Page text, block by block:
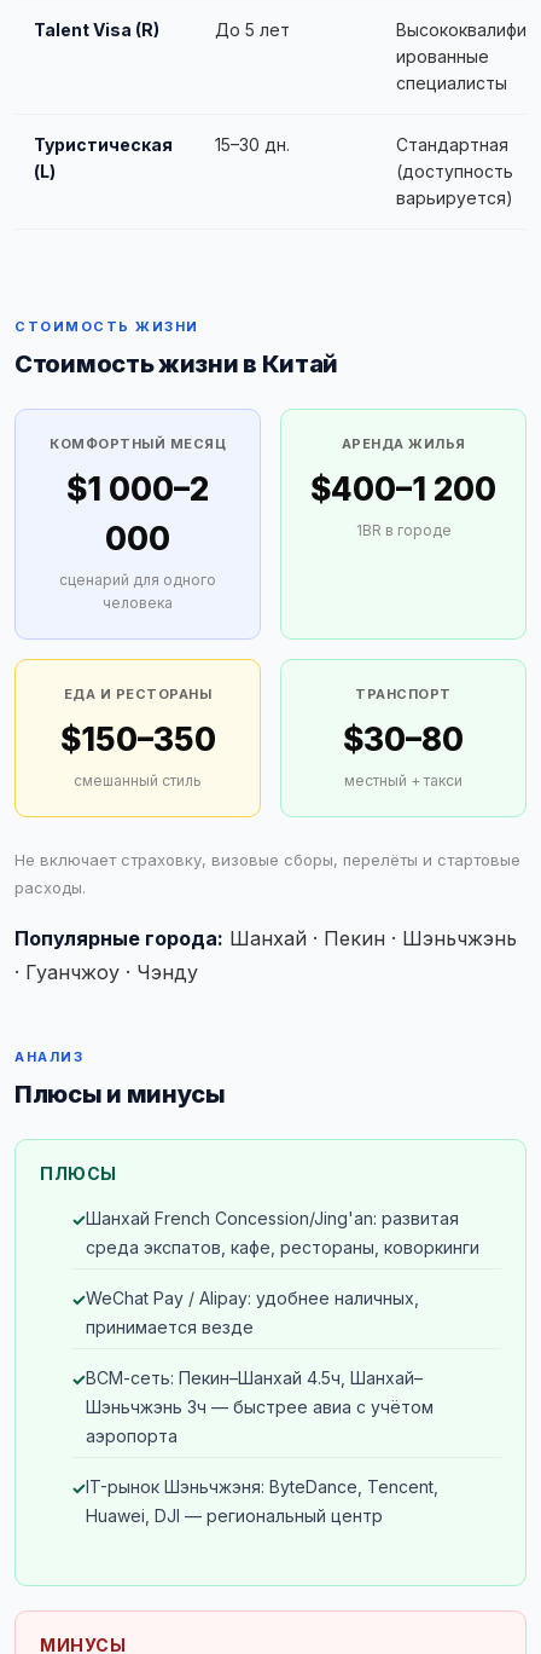
Talent Visa (R) До 5 лет
Высококвалифиц
ированные
специалисты
Туристическая
(L)
15–30 дн.
Стандартная
(доступность
варьируется)
СТОИМОСТЬ ЖИЗНИ
Стоимость жизни в Китай
КОМФОРТНЫЙ МЕСЯЦ
$1 000–2
000
сценарий для одного
человека
АРЕНДА ЖИЛЬЯ
$400–1 200
1BR в городе
ЕДА И РЕСТОРАНЫ
$150–350
смешанный стиль
ТРАНСПОРТ
$30–80
местный + такси
Не включает страховку, визовые сборы, перелёты и стартовые
расходы.
Популярные города: Шанхай · Пекин · Шэньчжэнь
· Гуанчжоу · Чэнду
АНАЛИЗ
Плюсы и минусы
ПЛЮСЫ
Шанхай French Concession/Jing'an: развитая
среда экспатов, кафе, рестораны, коворкинги
WeChat Pay / Alipay: удобнее наличных,
принимается везде
ВСМ-сеть: Пекин–Шанхай 4.5ч, Шанхай–
Шэньчжэнь 3ч — быстрее авиа с учётом
аэропорта
IT-рынок Шэньчжэня: ByteDance, Tencent,
Huawei, DJI — региональный центр
МИНУСЫ